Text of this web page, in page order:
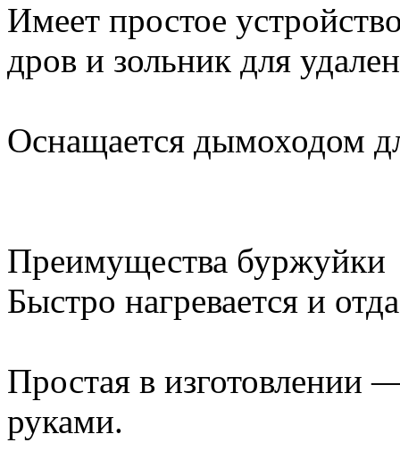
Имеет простое
дров и зольник для
Оснащается дымоходом
Преимущества буржуйки
Быстро нагревается и
Простая в изготовлении
руками.